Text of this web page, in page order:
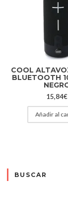
COOL
BLUETOOTH
15,84€
Añadir al
BUSCAR